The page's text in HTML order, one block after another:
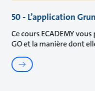
50 - L’application
Ce cours ECADEMY
GO et la manière dont